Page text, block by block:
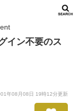
イン不要のス
年08月08日 19時12分更新